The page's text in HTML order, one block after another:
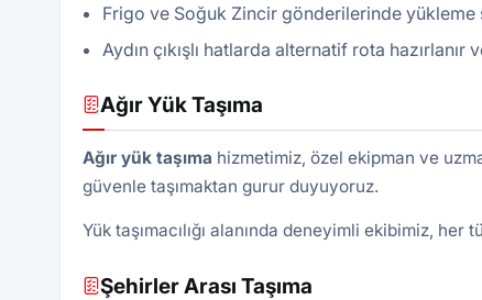
Frigo ve Soğuk Zincir gönderilerinde yükleme
Aydın çıkışlı hatlarda alternatif rota
Ağır Yük Taşıma
Ağır yük taşıma hizmetimiz, özel ekipman ve
güvenle taşımaktan gurur duyuyoruz.
Yük taşımacılığı alanında deneyimli ekibimiz, her
Şehirler Arası Taşıma